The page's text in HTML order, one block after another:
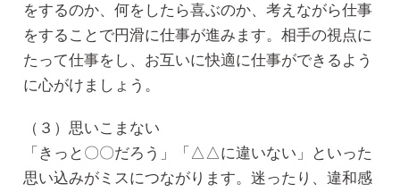
をするのか、何をしたら喜ぶのか、考えながら仕事
をすることで円滑に仕事が進みます。相手の視点に
たって仕事をし、お互いに快適に仕事ができるよう
に心がけましょう。
（３）思いこまない
「きっと〇〇だろう」「△△に違いない」といった
思い込みがミスにつながります。迷ったり、違和感